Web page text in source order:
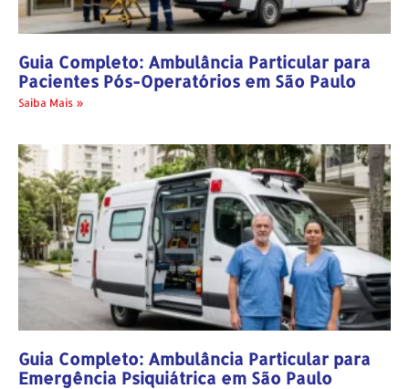
Guia Completo: Ambulância Particular para
Pacientes Pós-Operatórios em São Paulo
Saiba Mais »
Guia Completo: Ambulância Particular para
Emergência Psiquiátrica em São Paulo